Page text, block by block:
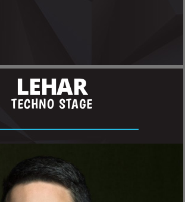
LEHAR
TECHNO STAGE